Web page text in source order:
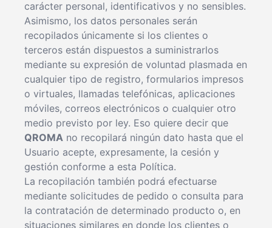
carácter personal, identificativos y no sensibles.
Asimismo, los datos personales serán
recopilados únicamente si los clientes o
terceros están dispuestos a suministrarlos
mediante su expresión de voluntad plasmada en
cualquier tipo de registro, formularios impresos
o virtuales, llamadas telefónicas, aplicaciones
móviles, correos electrónicos o cualquier otro
medio previsto por ley. Eso quiere decir que
QROMA no recopilará ningún dato hasta que el
Usuario acepte, expresamente, la cesión y
gestión conforme a esta Política.
La recopilación también podrá efectuarse
mediante solicitudes de pedido o consulta para
la contratación de determinado producto o, en
situaciones similares en donde los clientes o